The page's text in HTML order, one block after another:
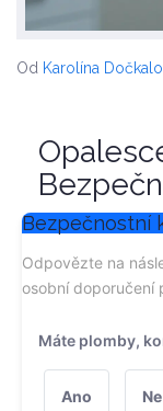
Od Karolína
Bezpečnostní
Odpovězte na
osobní doporučení
Máte plomby,
Ano Ne